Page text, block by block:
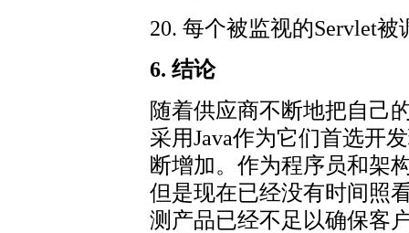
20. 每个被监视的Servlet
6. 结论
随着供应商不断地把自己
采用Java作为它们首选开
断增加。作为程序员和架
但是现在已经没有时间照
测产品已经不足以确保客